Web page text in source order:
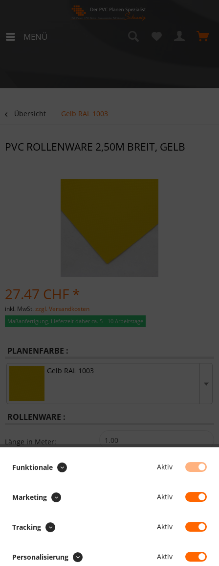
MENÜ
Übersicht Gelb RAL 1003
PVC ROLLENWARE 2,50M BREIT, GELB
27.47 CHF *
inkl. MwSt. zzgl. Versandkosten
Maßanfertigung, Lieferzeit daher ca. 5 - 10 Arbeitstage
PLANENFARBE :
Gelb RAL 1003
ROLLENWARE :
Länge in Meter:
Gesamtpreis:
BEMERKUNG (GRÖSSE/POSITION) :
Fensters bzw. der Tür.
Funktionale Aktiv
Marketing Aktiv
Tracking Aktiv
Personalisierung Aktiv